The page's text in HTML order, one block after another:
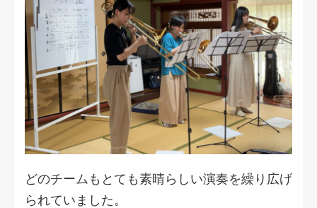
どのチームもとても素晴らしい演奏を繰り広げ
られていました。